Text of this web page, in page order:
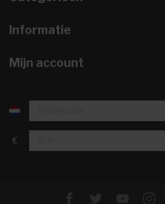
Informatie
Mijn account
€